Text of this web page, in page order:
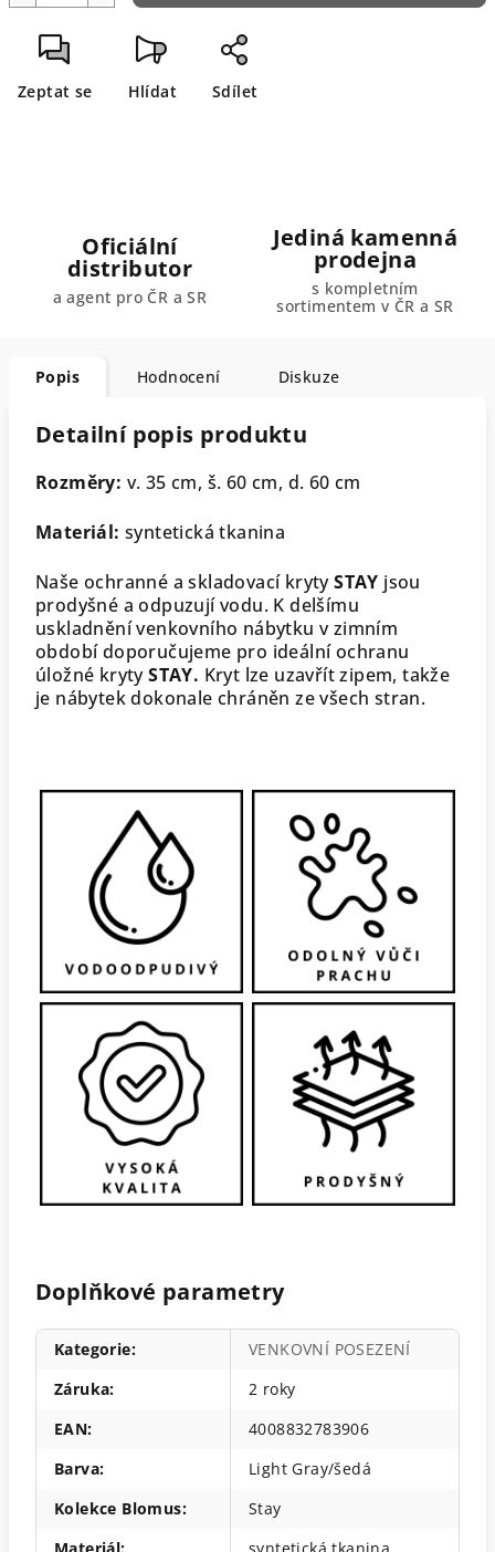
Zeptat se Hlídat Sdílet
Oficiální
distributor
a agent pro ČR a SR
Jediná kamenná
prodejna
s kompletním
sortimentem v ČR a SR
Popis Hodnocení Diskuze
Detailní popis produktu
Rozměry: v. 35 cm, š. 60 cm, d. 60 cm
Materiál: syntetická tkanina
Naše ochranné a skladovací krytySTAY jsou
prodyšné a odpuzují vodu. K delšímu
uskladnění venkovního nábytku v zimním
období doporučujeme pro ideální ochranu
úložné krytySTAY. Kryt lze uzavřít zipem, takže
je nábytek dokonale chráněn ze všech stran.
Doplňkové parametry
Kategorie:
VENKOVNÍ POSEZENÍ
Záruka:
2 roky
EAN:
4008832783906
Barva:
Light Gray/šedá
Kolekce Blomus:
Stay